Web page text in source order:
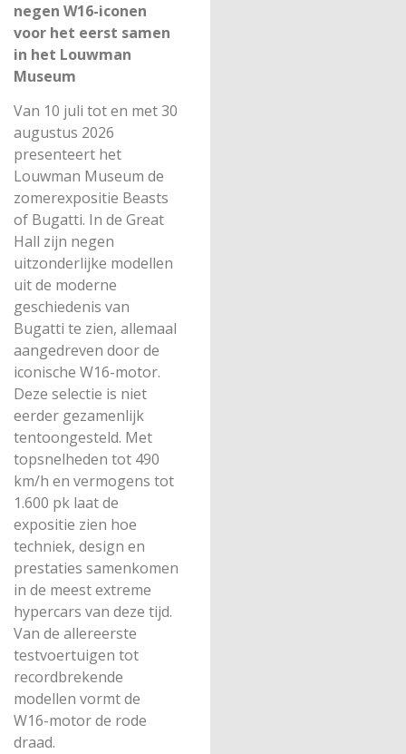
negen W16-iconen
voor het eerst samen
in het Louwman
Museum
Van 10 juli tot en met 30
augustus 2026
presenteert het
Louwman Museum de
zomerexpositie Beasts
of Bugatti. In de Great
Hall zijn negen
uitzonderlijke modellen
uit de moderne
geschiedenis van
Bugatti te zien, allemaal
aangedreven door de
iconische W16-motor.
Deze selectie is niet
eerder gezamenlijk
tentoongesteld. Met
topsnelheden tot 490
km/h en vermogens tot
1.600 pk laat de
expositie zien hoe
techniek, design en
prestaties samenkomen
in de meest extreme
hypercars van deze tijd.
Van de allereerste
testvoertuigen tot
recordbrekende
modellen vormt de
W16-motor de rode
draad.